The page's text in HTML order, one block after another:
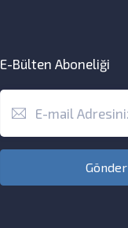
E-Bülten Aboneliği
Gönder